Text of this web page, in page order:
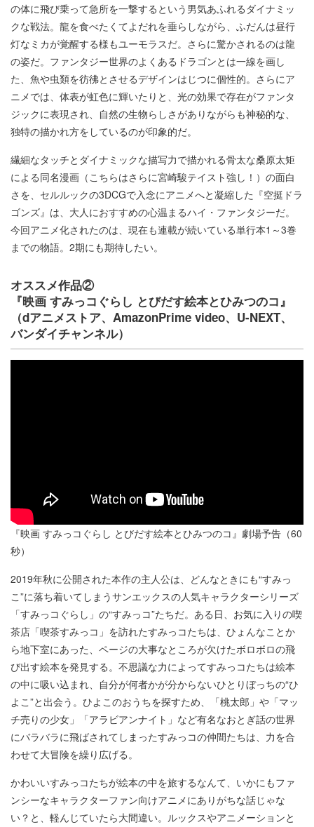
の体に飛び乗って急所を一撃するという男気あふれるダイナミッ
クな戦法。龍を食べたくてよだれを垂らしながら、ふだんは昼行
灯なミカが覚醒する様もユーモラスだ。さらに驚かされるのは龍
の姿だ。ファンタジー世界のよくあるドラゴンとは一線を画し
た、魚や虫類を彷彿とさせるデザインはじつに個性的。さらにア
ニメでは、体表が虹色に輝いたりと、光の効果で存在がファンタ
ジックに表現され、自然の生物らしさがありながらも神秘的な、
独特の描かれ方をしているのが印象的だ。
繊細なタッチとダイナミックな描写力で描かれる骨太な桑原太矩
による同名漫画（こちらはさらに宮崎駿テイスト強し！）の面白
さを、セルルックの3DCGで入念にアニメへと凝縮した『空挺ドラ
ゴンズ』は、大人におすすめの心温まるハイ・ファンタジーだ。
今回アニメ化されたのは、現在も連載が続いている単行本1～3巻
までの物語。2期にも期待したい。
オススメ作品②
『映画 すみっコぐらし とびだす絵本とひみつのコ』
（dアニメストア、AmazonPrime video、U-NEXT、
バンダイチャンネル）
『映画 すみっコぐらし とびだす絵本とひみつのコ』劇場予告（60
秒）
2019年秋に公開された本作の主人公は、どんなときにも“すみっ
こ”に落ち着いてしまうサンエックスの人気キャラクターシリーズ
「すみっコぐらし」の“すみっコ”たちだ。ある日、お気に入りの喫
茶店「喫茶すみっコ」を訪れたすみっコたちは、ひょんなことか
ら地下室にあった、ページの大事なところが欠けたボロボロの飛
び出す絵本を発見する。不思議な力によってすみっコたちは絵本
の中に吸い込まれ、自分が何者かが分からないひとりぼっちの“ひ
よこ”と出会う。ひよこのおうちを探すため、「桃太郎」や「マッ
チ売りの少女」「アラビアンナイト」など有名なおとぎ話の世界
にバラバラに飛ばされてしまったすみっコの仲間たちは、力を合
わせて大冒険を繰り広げる。
かわいいすみっコたちが絵本の中を旅するなんて、いかにもファ
ンシーなキャラクターファン向けアニメにありがちな話じゃな
い？と、軽んじていたら大間違い。ルックスやアニメーションと